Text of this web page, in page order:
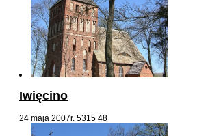
Iwięcino
24 maja 2007r. 5315 48